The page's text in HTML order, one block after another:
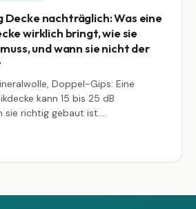
Decke nachträglich: Was eine
wirklich bringt, wie sie
und wann sie nicht der
Doppel-Gips: Eine
kann 15 bis 25 dB
sie richtig gebaut ist.